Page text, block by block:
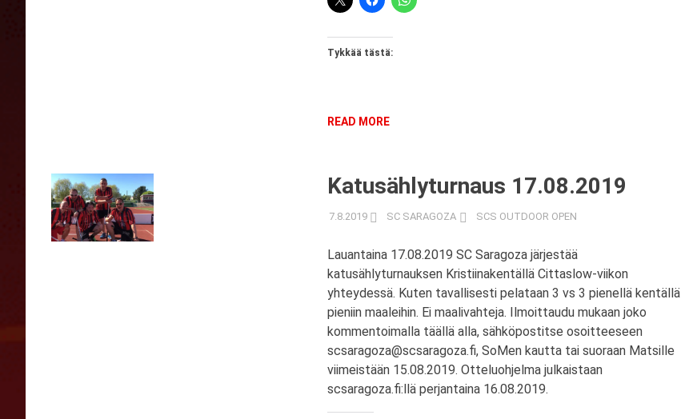
Tykkää tästä:
READ MORE
Katusählyturnaus 17.08.2019
7.8.2019 SC SARAGOZA SCS OUTDOOR OPEN
Lauantaina 17.08.2019 SC Saragoza järjestää
katusählyturnauksen Kristiinakentällä Cittaslow-viikon
yhteydessä. Kuten tavallisesti pelataan 3 vs 3 pienellä kentällä
pieniin maaleihin. Ei maalivahteja. Ilmoittaudu mukaan joko
kommentoimalla täällä alla, sähköpostitse osoitteeseen
scsaragoza@scsaragoza.fi, SoMen kautta tai suoraan Matsille
viimeistään 15.08.2019. Otteluohjelma julkaistaan
scsaragoza.fi:llä perjantaina 16.08.2019.